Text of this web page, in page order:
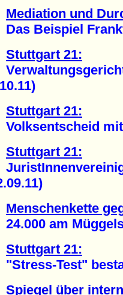
Mediation und
Beispiel
Stuttgart 21:
Stuttgart 21:
mit
Stuttgart 21:
Menschenkette
am
Stuttgart 21:
Test"
Spiegel über